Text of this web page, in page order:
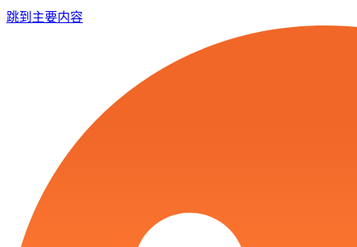
跳到主要内容